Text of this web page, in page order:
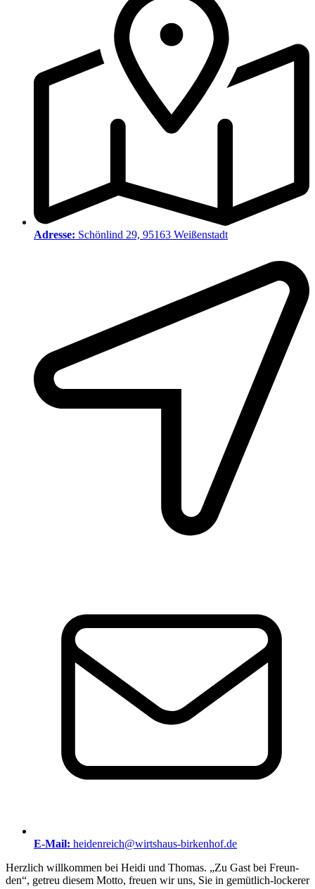
Adresse: Schönlind 29, 95163 Weißenstadt
E-Mail: heidenreich@wirtshaus-birkenhof.de
Herz­lich will­kom­men bei Hei­di und Tho­mas. „Zu Gast bei Freun­
den“, getreu die­sem Mot­to, freu­en wir uns, Sie in gemüt­lich-locke­rer